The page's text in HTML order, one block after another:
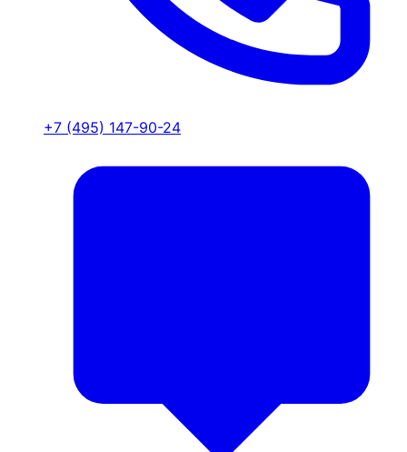
+7 (495) 147-90-24